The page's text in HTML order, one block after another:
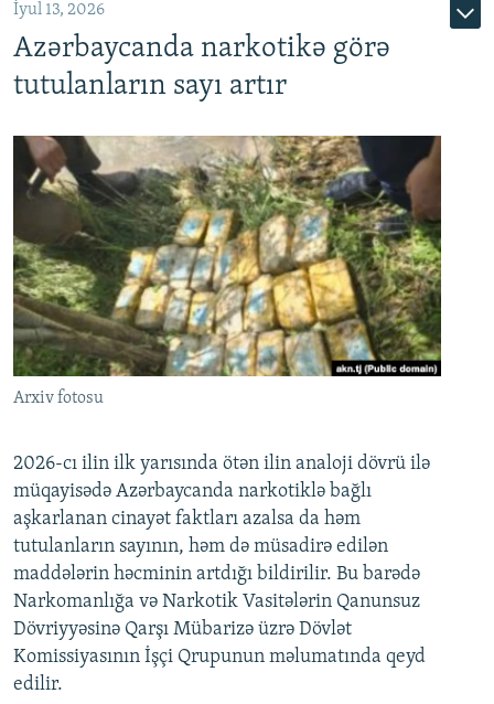
İyul 13, 2026
Azərbaycanda narkotikə görə
tutulanların sayı artır
Arxiv fotosu
2026-cı ilin ilk yarısında ötən ilin analoji dövrü ilə
müqayisədə Azərbaycanda narkotiklə bağlı
aşkarlanan cinayət faktları azalsa da həm
tutulanların sayının, həm də müsadirə edilən
maddələrin həcminin artdığı bildirilir. Bu barədə
Narkomanlığa və Narkotik Vasitələrin Qanunsuz
Dövriyyəsinə Qarşı Mübarizə üzrə Dövlət
Komissiyasının İşçi Qrupunun məlumatında qeyd
edilir.